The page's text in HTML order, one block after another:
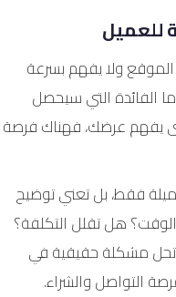
للعميل
ولا يفهم بسرعة
الفائدة التي سيحصل
يفهم عرضك، فهناك فرصة
فقط، بل تعني توضيح
هل تقلل التكلفة؟
مشكلة حقيقية في
التواصل والشراء.